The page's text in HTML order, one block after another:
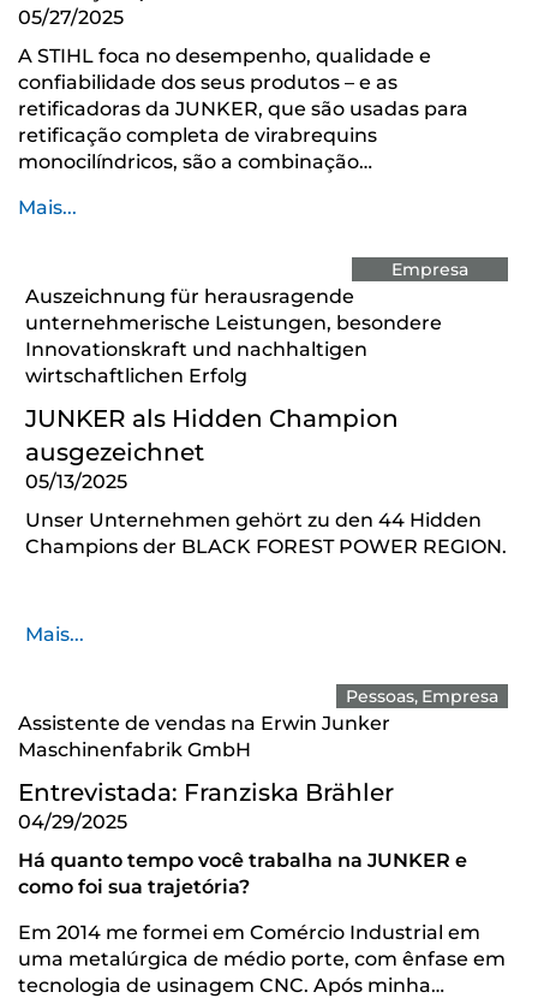
05/27/2025
A STIHL foca no desempenho, qualidade e
confiabilidade dos seus produtos – e as
retificadoras da JUNKER, que são usadas para
retificação completa de virabrequins
monocilíndricos, são a combinação…
Mais...
Empresa
Auszeichnung für herausragende
unternehmerische Leistungen, besondere
Innovationskraft und nachhaltigen
wirtschaftlichen Erfolg
JUNKER als Hidden Champion
ausgezeichnet
05/13/2025
Unser Unternehmen gehört zu den 44 Hidden
Champions der BLACK FOREST POWER REGION.
Mais...
Pessoas Empresa
Assistente de vendas na Erwin Junker
Maschinenfabrik GmbH
Entrevistada: Franziska Brähler
04/29/2025
Há quanto tempo você trabalha na JUNKER e
como foi sua trajetória?
Em 2014 me formei em Comércio Industrial em
uma metalúrgica de médio porte, com ênfase em
tecnologia de usinagem CNC. Após minha…